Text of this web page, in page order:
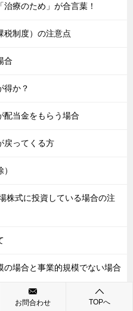
療のため」が合言葉！
税制度）の注意点
合
得か？
配当金をもらう場合
戻ってくる方
株式に投資している場合の注
の場合と事業的規模でない場合
お問合わせ TOPへ